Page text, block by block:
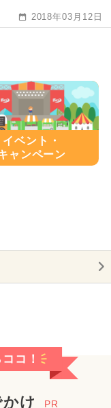
2018年03月12日
イベント・
ャンペーン
コ！
け PR